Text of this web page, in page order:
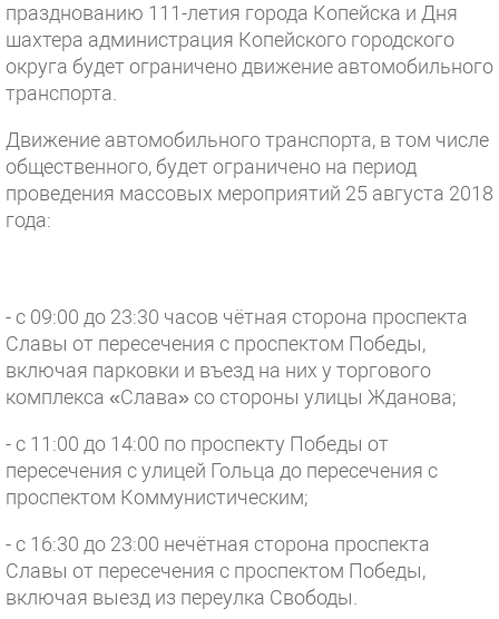
празднованию 111-летия города Копейска и Дня
шахтера администрация Копейского городского
округа будет ограничено движение автомобильного
транспорта.
Движение автомобильного транспорта, в том числе
общественного, будет ограничено на период
проведения массовых мероприятий 25 августа 2018
года:
- с 09:00 до 23:30 часов чётная сторона проспекта
Славы от пересечения с проспектом Победы,
включая парковки и въезд на них у торгового
комплекса «Слава» со стороны улицы Жданова;
- с 11:00 до 14:00 по проспекту Победы от
пересечения с улицей Гольца до пересечения с
проспектом Коммунистическим;
- с 16:30 до 23:00 нечётная сторона проспекта
Славы от пересечения с проспектом Победы,
включая выезд из переулка Свободы.